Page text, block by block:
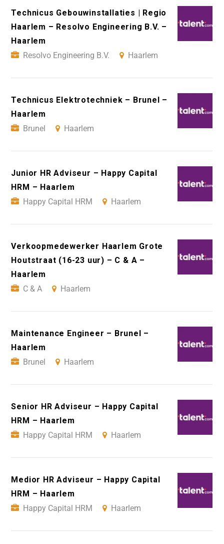
Technicus Gebouwinstallaties | Regio
Haarlem – Resolvo Engineering B.V. –
Haarlem
Resolvo Engineering B.V.
Haarlem
Technicus Elektrotechniek – Brunel –
Haarlem
Brunel
Haarlem
Junior HR Adviseur – Happy Capital
HRM – Haarlem
Happy Capital HRM
Haarlem
Verkoopmedewerker Haarlem Grote
Houtstraat (16-23 uur) – C & A –
Haarlem
C & A
Haarlem
Maintenance Engineer – Brunel –
Haarlem
Brunel
Haarlem
Senior HR Adviseur – Happy Capital
HRM – Haarlem
Happy Capital HRM
Haarlem
Medior HR Adviseur – Happy Capital
HRM – Haarlem
Happy Capital HRM
Haarlem